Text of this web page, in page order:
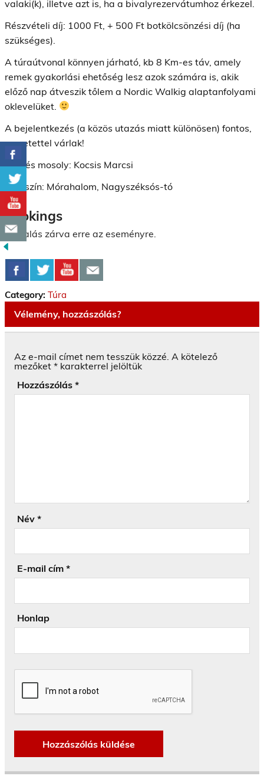
valaki(k), illetve azt is, ha a bivalyrezervátumhoz érkezel.
Részvételi díj: 1000 Ft, + 500 Ft botkölcsönzési díj (ha
szükséges).
A túraútvonal könnyen járható, kb 8 Km-es táv, amely
remek gyakorlási ehetőség lesz azok számára is, akik
előző nap átveszik tőlem a Nordic Walkig alaptanfolyami
oklevelüket.
A bejelentkezés (a közös utazás miatt különösen) fontos,
szeretettel várlak!
Üdv és mosoly: Kocsis Marcsi
Helyszín: Mórahalom, Nagyszéksós-tó
Bookings
Foglalás zárva erre az eseményre.
Category: Túra
Vélemény, hozzászólás?
Az e-mail címet nem tesszük közzé. A kötelező
mezőket * karakterrel jelöltük
Hozzászólás *
Név *
E-mail cím *
Honlap